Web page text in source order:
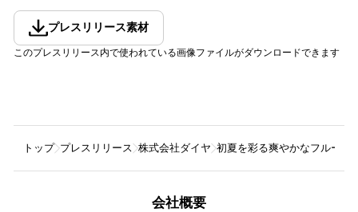
プレスリリース素材
このプレスリリース内で使われている画像ファイルがダウンロードできます
トップ プレスリリース 株式会社ダイヤ 初夏を彩る爽やかなフルーツ
会社概要